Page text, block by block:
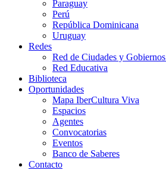
Paraguay
Perú
República Dominicana
Uruguay
Redes
Red de Ciudades y
Red Educativa
Biblioteca
Oportunidades
Mapa IberCultura Viva
Espacios
Agentes
Convocatorias
Eventos
Banco de Saberes
Contacto